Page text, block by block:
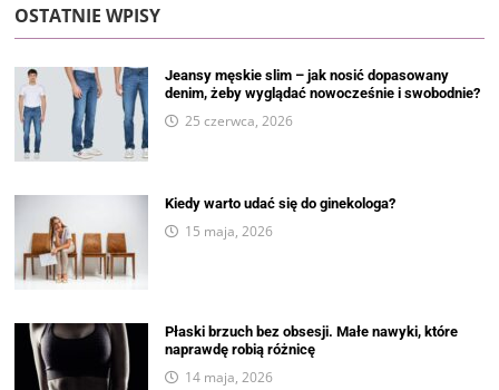
OSTATNIE WPISY
Jeansy męskie slim – jak nosić dopasowany
denim, żeby wyglądać nowocześnie i swobodnie?
25 czerwca, 2026
Kiedy warto udać się do ginekologa?
15 maja, 2026
Płaski brzuch bez obsesji. Małe nawyki, które
naprawdę robią różnicę
14 maja, 2026